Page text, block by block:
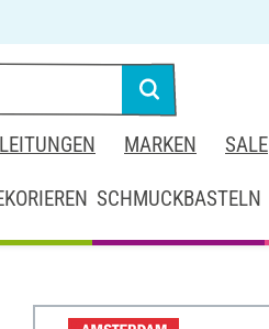
MARKEN SALE
SCHMUCKBASTELN